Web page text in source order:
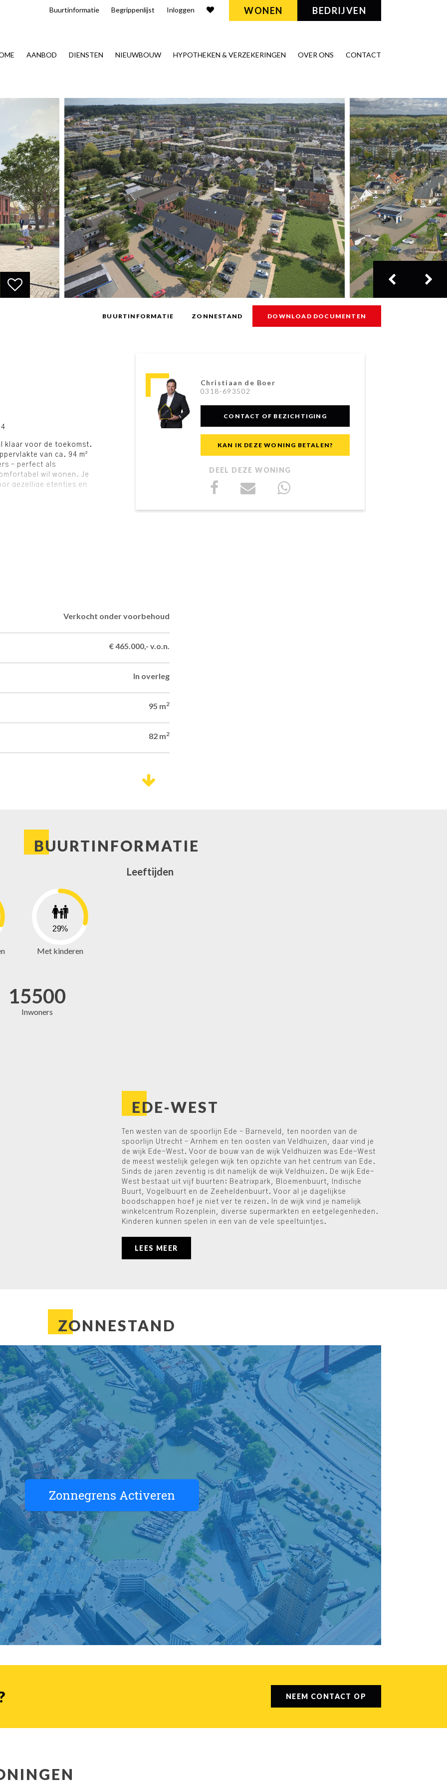
WONEN BEDRIJVEN
Buurt​informatie Begrippenlijst Inloggen
AANBOD DIENSTEN NIEUWBOUW HYPOTHEKEN & VERZEKERINGEN OVER ONS CONTACT
BUURTINFORMATIE ZONNESTAND DOWNLOAD DOCUMENTEN
klaar voor de toekomst.
van ca. 94 m²
– perfect als
wil wonen. Je
gezellige etentjes en
het groene
de tuin, die je desgewenst
op voor een
Christiaan de Boer
0318-693502
CONTACT OF BEZICHTIGING
KAN IK DEZE WONING BETALEN?
DEEL DEZE WONING
Verkocht onder voorbehoud
€ 465.000,- v.o.n.
In overleg
95 m2
82 m2
BUURTINFORMATIE
29%
Met kinderen
15500
Inwoners
Leeftijden
EDE-WEST
Ten westen van de spoorlijn Ede – Barneveld, ten noorden van de
spoorlijn Utrecht – Arnhem en ten oosten van Veldhuizen, daar vind je
de wijk Ede-West. Voor de bouw van de wijk Veldhuizen was Ede-West
de meest westelijk gelegen wijk ten opzichte van het centrum van Ede.
Sinds de jaren zeventig is dit namelijk de wijk Veldhuizen. De wijk Ede-
West bestaat uit vijf buurten: Beatrixpark, Bloemenbuurt, Indische
Buurt, Vogelbuurt en de Zeeheldenbuurt. Voor al je dagelijkse
boodschappen hoef je niet ver te reizen. In de wijk vind je namelijk
winkelcentrum Rozenplein, diverse supermarkten en eetgelegenheden.
Kinderen kunnen spelen in een van de vele speeltuintjes.
LEES MEER
ZONNESTAND
NEEM CONTACT OP